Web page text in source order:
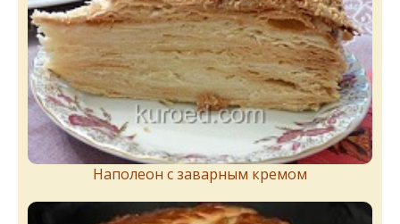
Наполеон с заварным кремом